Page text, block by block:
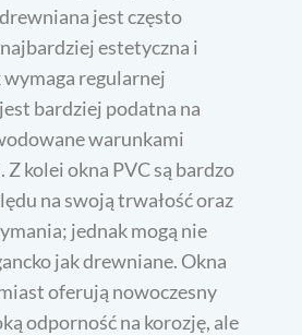
jest często
estetyczna i
regularnej
bardziej podatna na
warunkami
kolei okna PVC są bardzo
na swoją trwałość oraz
jednak mogą nie
jak drewniane. Okna
oferują nowoczesny
odporność na korozję, ale